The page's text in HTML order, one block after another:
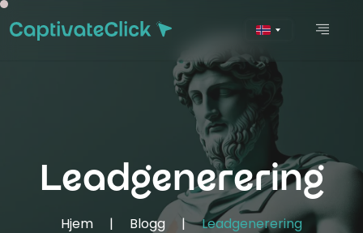
Leadgenerering
Hjem | Blogg | Leadgenerering